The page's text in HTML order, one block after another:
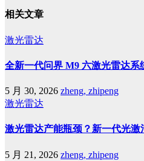
相关文章
激光雷达
全新一代问界 M9 六激光雷达系
5 月 30, 2026 zheng, zhipeng
激光雷达
激光雷达产能瓶颈？新一代光
5 月 21, 2026 zheng, zhipeng